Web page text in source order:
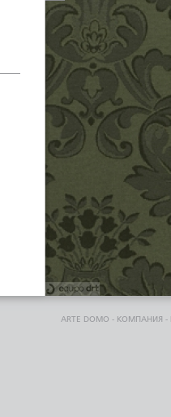
ARTE DOMO - КОМПАНИЯ -